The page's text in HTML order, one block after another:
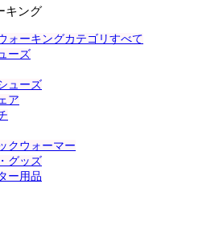
キング
ォーキングカテゴリすべて
ーズ
ューズ
ア
クウォーマー
グッズ
ー用品